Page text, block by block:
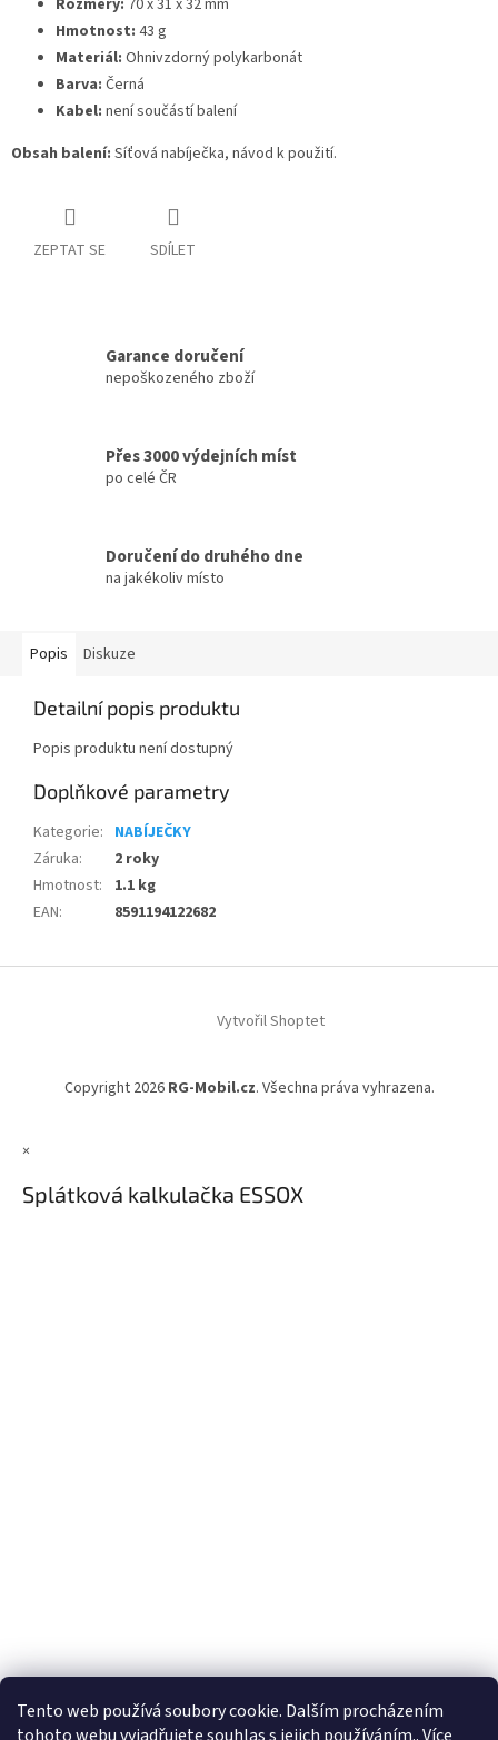
Tento web používá soubory cookie. Dalším procházením
Rozměry: 70 x 31 x 32 mm
Hmotnost: 43 g
Materiál: Ohnivzdorný polykarbonát
Barva: Černá
Kabel: není součástí balení
Obsah balení: Síťová nabíječka, návod k použití.
ZEPTAT SE SDÍLET
Garance doručení
nepoškozeného zboží
Přes 3000 výdejních míst
po celé ČR
Doručení do druhého dne
na jakékoliv místo
Popis Diskuze
Detailní popis produktu
Popis produktu není dostupný
Doplňkové parametry
Kategorie: NABÍJEČKY
Záruka:
2 roky
Hmotnost:
1.1 kg
EAN: 8591194122682
Vytvořil Shoptet
Copyright 2026 RG-Mobil.cz. Všechna práva vyhrazena.
×
Splátková kalkulačka ESSOX